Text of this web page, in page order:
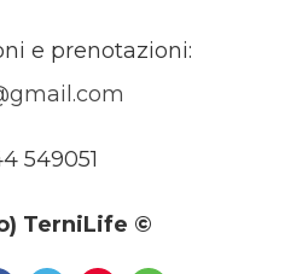
e prenotazioni:
549051
TerniLife ©